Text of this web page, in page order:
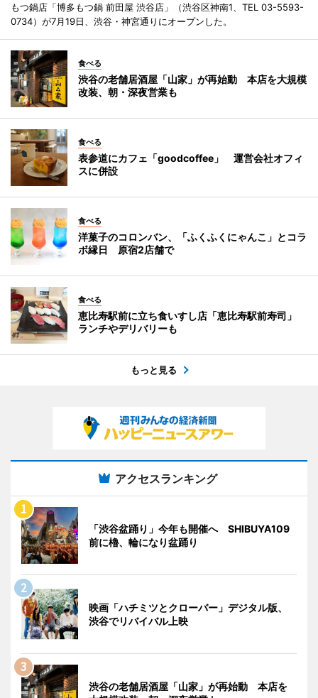
もつ鍋店「博多もつ鍋 前田屋 渋谷店」（渋谷区神南1、TEL 03-5593-
0734）が7月19日、渋谷・神宮通りにオープンした。
食べる
渋谷の老舗居酒屋「山家」が再始動 本店を大規模
改装、朝・深夜営業も
食べる
表参道にカフェ「goodcoffee」 運営会社オフィ
スに併設
食べる
洋菓子のコロンバン、「ふくふくにゃんこ」とコラ
ボ縁日 原宿2店舗で
食べる
恵比寿駅前に立ち食いすし店「恵比寿駅前寿司」
ランチやデリバリーも
もっと見る
アクセスランキング
「渋谷盆踊り」今年も開催へ SHIBUYA109
前に櫓、輪になり盆踊り
映画「ハチミツとクローバー」デジタル版、
渋谷でリバイバル上映
渋谷の老舗居酒屋「山家」が再始動 本店を